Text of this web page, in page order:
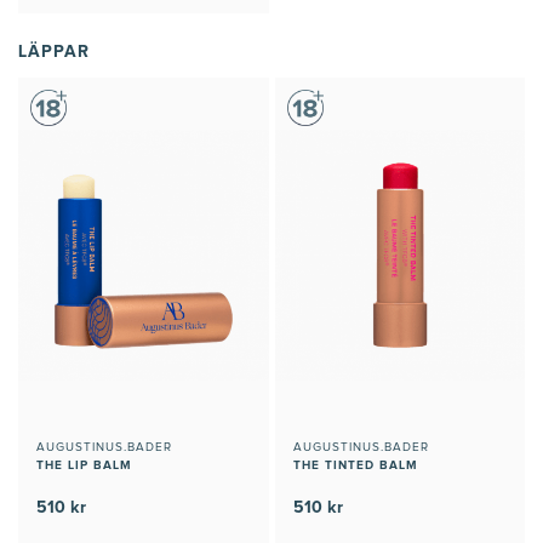
LÄPPAR
AUGUSTINUS.BADER
THE LIP BALM
510 kr
AUGUSTINUS.BADER
THE TINTED BALM
510 kr